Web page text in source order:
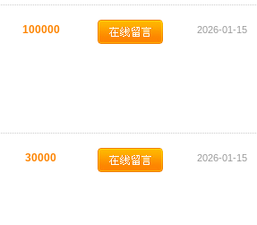
100000 2026-01-15
30000 2026-01-15